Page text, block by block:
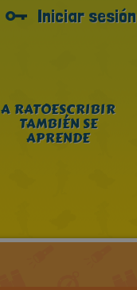
Iniciar sesión
A RATOESCRIBIR
TAMBIÉN SE
APRENDE